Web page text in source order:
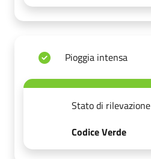
Pioggia intensa
Stato di rilevazione
Codice Verde